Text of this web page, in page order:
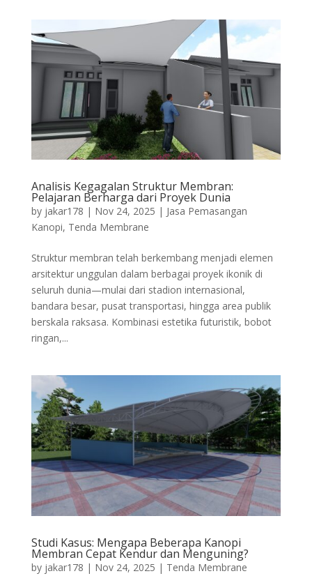
Analisis Kegagalan Struktur Membran:
Pelajaran Berharga dari Proyek Dunia
by jakar178 | Nov 24, 2025 | Jasa Pemasangan
Kanopi, Tenda Membrane
Struktur membran telah berkembang menjadi elemen
arsitektur unggulan dalam berbagai proyek ikonik di
seluruh dunia—mulai dari stadion internasional,
bandara besar, pusat transportasi, hingga area publik
berskala raksasa. Kombinasi estetika futuristik, bobot
ringan,...
Studi Kasus: Mengapa Beberapa Kanopi
Membran Cepat Kendur dan Menguning?
by jakar178 | Nov 24, 2025 | Tenda Membrane